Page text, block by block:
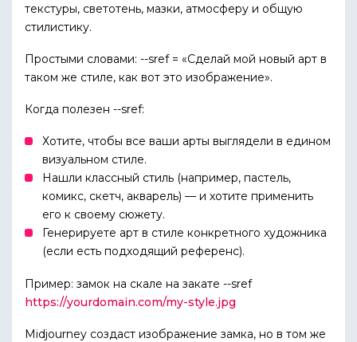
текстуры, светотень, мазки, атмосферу и общую
стилистику.
Простыми словами: --sref = «Сделай мой новый арт в
таком же стиле, как вот это изображение».
Когда полезен --sref:
Хотите, чтобы все ваши арты выглядели в едином
визуальном стиле.
Нашли классный стиль (например, пастель,
комикс, скетч, акварель) — и хотите применить
его к своему сюжету.
Генерируете арт в стиле конкретного художника
(если есть подходящий референс).
Пример: замок на скале на закате --sref
https://yourdomain.com/my-style.jpg
Midjourney создаст изображение замка, но в том же